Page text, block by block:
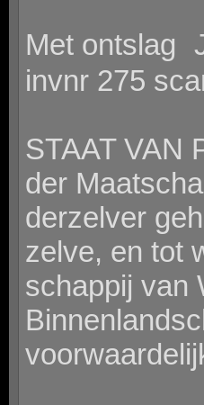
Met ontslag
invnr 275
STAAT VAN
der
derzelver
zelve, en tot
schappij van